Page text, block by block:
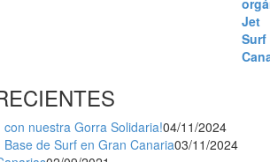
con nuestra Gorra Solidaria!04/11/2024
de Surf en Gran Canaria03/11/2024